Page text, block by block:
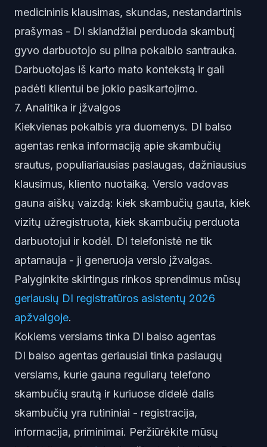
medicininis klausimas, skundas, nestandartinis
prašymas - DI sklandžiai perduoda skambutį
gyvo darbuotojo su pilna pokalbio santrauka.
Darbuotojas iš karto mato kontekstą ir gali
padėti klientui be jokio pasikartojimo.
7. Analitika ir įžvalgos
Kiekvienas pokalbis yra duomenys. DI balso
agentas renka informaciją apie skambučių
srautus, populiariausias paslaugas, dažniausius
klausimus, kliento nuotaiką. Verslo vadovas
gauna aiškų vaizdą: kiek skambučių gauta, kiek
vizitų užregistruota, kiek skambučių perduota
darbuotojui ir kodėl. DI telefonistė ne tik
aptarnauja - ji generuoja verslo įžvalgas.
Palyginkite skirtingus rinkos sprendimus mūsų
geriausių DI registratūros asistentų 2026
apžvalgoje.
Kokiems verslams tinka DI balso agentas
DI balso agentas geriausiai tinka paslaugų
verslams, kurie gauna reguliarų telefono
skambučių srautą ir kuriuose didelė dalis
skambučių yra rutininiai - registracija,
informacija, priminimai. Peržiūrėkite mūsų